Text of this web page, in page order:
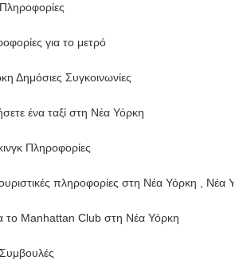
για το μετρό
Δημόσιες Συγκοινωνίες
ένα ταξί στη Νέα Υόρκη
Πληροφορίες
πληροφορίες στη Νέα Υόρκη , Νέα
το Manhattan Club στη Νέα Υόρκη